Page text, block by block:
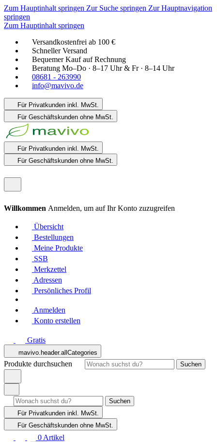
Zum Hauptinhalt springen Zur Suche springen Zur Hauptnavigation
springen
Zum Hauptinhalt springen
Versandkostenfrei ab 100 €
Schneller Versand
Bequemer Kauf auf Rechnung
Beratung Mo–Do · 8–17 Uhr & Fr · 8–14 Uhr
08681 - 263990
info@mavivo.de
Für Privatkunden inkl. MwSt.
Für Geschäftskunden ohne MwSt.
Für Privatkunden inkl. MwSt.
Für Geschäftskunden ohne MwSt.
Willkommen Anmelden, um auf Ihr Konto zuzugreifen
Übersicht
Bestellungen
Meine Produkte
SSB
Merkzettel
Adressen
Persönliches Profil
Anmelden
Konto erstellen
Gratis
mavivo.header.allCategories
Produkte durchsuchen Suchen
Suchen
Für Privatkunden inkl. MwSt.
Für Geschäftskunden ohne MwSt.
0 Artikel